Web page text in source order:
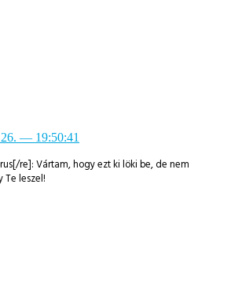
— 19:50:41
re]: Vártam, hogy ezt ki löki be, de nem
Te leszel!